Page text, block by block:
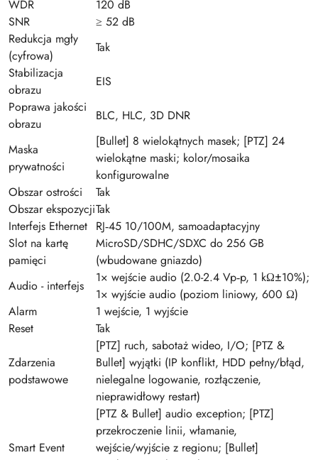
WDR
120 dB
SNR
≥ 52 dB
Redukcja mgły
(cyfrowa)
Tak
Stabilizacja
obrazu
EIS
Poprawa jakości
obrazu
BLC, HLC, 3D DNR
Maska
prywatności
[Bullet] 8 wielokątnych masek; [PTZ] 24
wielokątne maski; kolor/mosaika
konfigurowalne
Obszar ostrości
Tak
Obszar ekspozycjiTak
Interfejs Ethernet RJ‑45 10/100M, samoadaptacyjny
Slot na kartę
pamięci
MicroSD/SDHC/SDXC do 256 GB
(wbudowane gniazdo)
Audio - interfejs
1× wejście audio (2.0-2.4 Vp‑p, 1 kΩ±10%);
1× wyjście audio (poziom liniowy, 600 Ω)
Alarm
1 wejście, 1 wyjście
Reset
Tak
Zdarzenia
podstawowe
[PTZ] ruch, sabotaż wideo, I/O; [PTZ &
Bullet] wyjątki (IP konflikt, HDD pełny/błąd,
nielegalne logowanie, rozłączenie,
nieprawidłowy restart)
Smart Event
[PTZ & Bullet] audio exception; [PTZ]
przekroczenie linii, włamanie,
wejście/wyjście z regionu; [Bullet]